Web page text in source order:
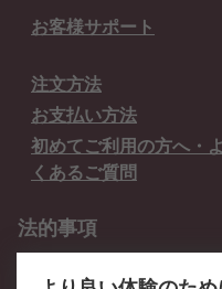
お客様サポート
注文方法
お支払い方法
初めてご利用の方へ・よ
くあるご質問
法的事項